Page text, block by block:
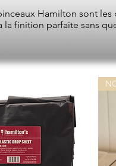
Hamilton sont
la finition parfaite sans